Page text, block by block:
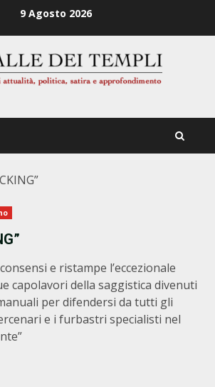
9 Agosto 2026
e ristampe l’eccezionale
capolavori della saggistica divenuti
per difendersi da tutti gli
e i furbastri specialisti nel